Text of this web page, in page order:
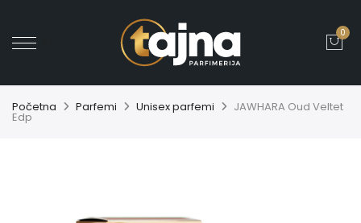
0
Početna Parfemi Unisex parfemi JAWHARA Oud Veltet
Edp